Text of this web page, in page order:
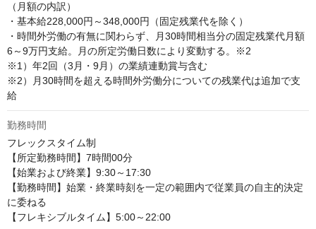
（月額の内訳）
・基本給228,000円～348,000円（固定残業代を除く）
・時間外労働の有無に関わらず、月30時間相当分の固定残業代月額
6～9万円支給。月の所定労働日数により変動する。※2
※1）年2回（3月・9月）の業績連動賞与含む
※2）月30時間を超える時間外労働分についての残業代は追加で支
給
勤務時間
フレックスタイム制
【所定勤務時間】7時間00分
【始業および終業】9:30～17:30
【勤務時間】始業・終業時刻を一定の範囲内で従業員の自主的決定
に委ねる
【フレキシブルタイム】5:00～22:00